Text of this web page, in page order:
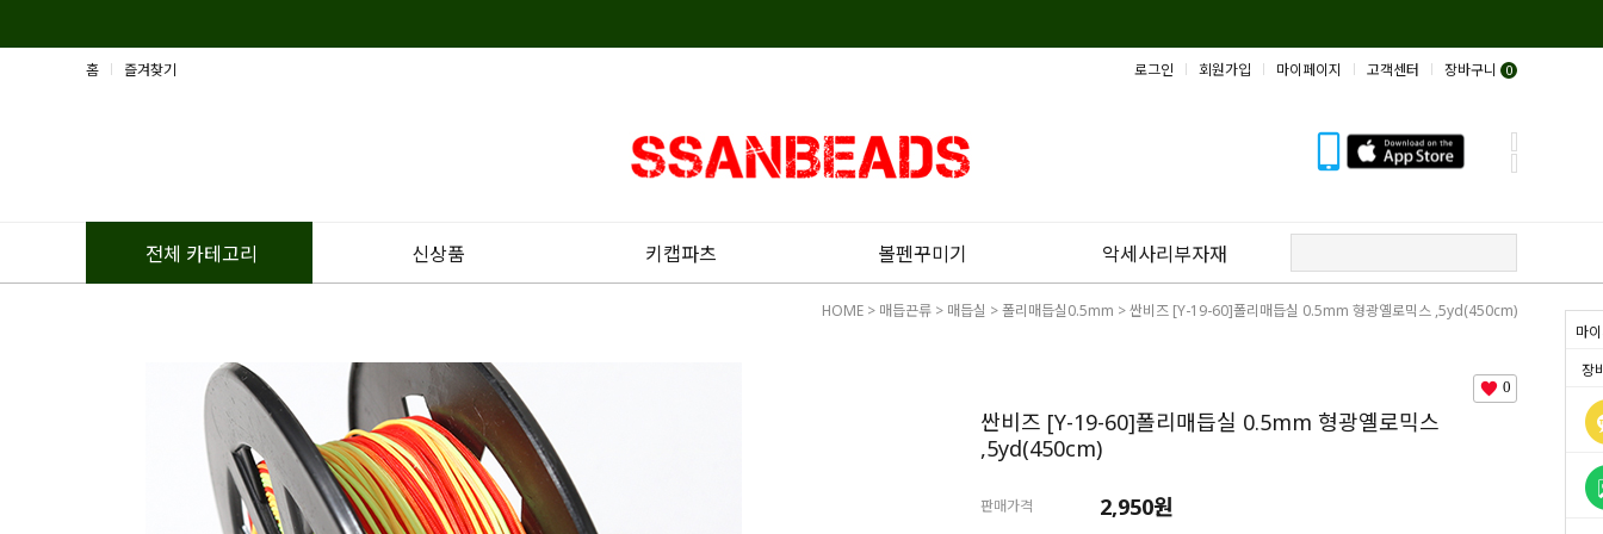
마
장
홈 즐겨찾기 로그인 회원가입 마이페이지 고객센터 장바구니 0
전체 카테고리 신상품 키캡파츠 볼펜꾸미기 악세사리부자재
HOME > 매듭끈류 > 매듭실 >폴리매듭실0.5mm > 싼비즈 [Y-19-60]폴리매듭실 0.5mm 형광옐로믹스 ,5yd(450cm)
0
싼비즈 [Y-19-60]폴리매듭실 0.5mm 형광옐로믹스
,5yd(450cm)
판매가격 2,950원